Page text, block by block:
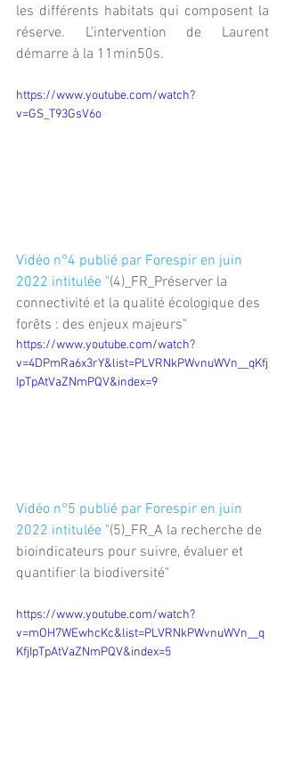
les différents habitats qui composent la
réserve. L'intervention de Laurent
démarre à la 11min50s.
https://www.youtube.com/watch?
v=GS_T93GsV6o
Vidéo n°4 publié par Forespir en juin
2022 intitulée "(4)_FR_Préserver la
connectivité et la qualité écologique des
forêts : des enjeux majeurs"
https://www.youtube.com/watch?
v=4DPmRa6x3rY&list=PLVRNkPWvnuWVn__qKfj
IpTpAtVaZNmPQV&index=9
Vidéo n°5 publié par Forespir en juin
2022 intitulée "(5)_FR_A la recherche de
bioindicateurs pour suivre, évaluer et
quantifier la biodiversité"
https://www.youtube.com/watch?
v=mOH7WEwhcKc&list=PLVRNkPWvnuWVn__q
KfjIpTpAtVaZNmPQV&index=5